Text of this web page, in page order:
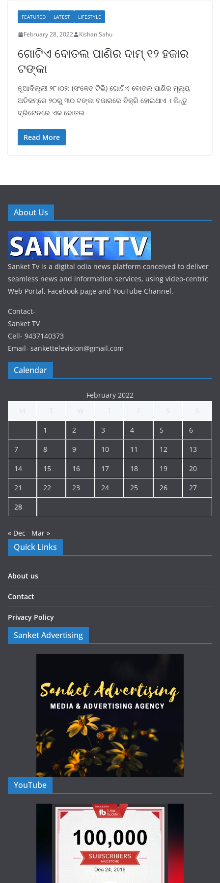
FEATURED LATEST LIFESTYLE
February 28, 2022 Kishan Sahu
ଗୋଟିଏ ବୋତଲ ପାଣିର ଦାମ୍ ୧୨ ହଜାର
ଟଙ୍କା
ନୂଆଦିଲ୍ଲୀ ୨୮।୦୨: (ସଂକେତ ଟିଭି) ଗୋଟିଏ ବୋତଲ ପାଣିର ମୂଲ୍ୟ
ଅତିକମ୍‌ରେ ୨୦ରୁ ୩୦ ଟଙ୍କା ବଜାରରେ ବିକ୍ରି ହୋଇଥାଏ । କିନ୍ତୁ
ବ୍ରିଟେନରେ ଏକ ବୋତଲ
Read More
About Us
Sanket Tv is a digital odia news platform conceived to deliver
seamless news and information services, using video-centric
Web Portal, Facebook page and YouTube Channel.
Contact-
Sanket TV
Cell- 9437140373
Email- sankettelevision@gmail.com
Calendar
February 2022
1 2 3 4 5 6
7 8 9 10 11 12 13
14 15 16 17 18 19 20
21 22 23 24 25 26 27
28
« Dec Mar »
Quick Links
About us
Contact
Privacy Policy
Sanket Advertising
YouTube